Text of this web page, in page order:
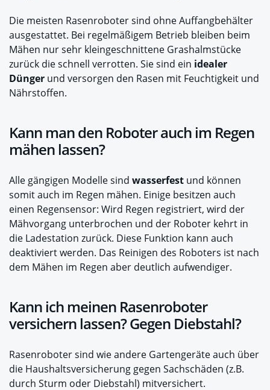
Die meisten Rasenroboter sind ohne Auffangbehälter
ausgestattet. Bei regelmäßigem Betrieb bleiben beim
Mähen nur sehr kleingeschnittene Grashalmstücke
zurück die schnell verrotten. Sie sind ein idealer
Dünger und versorgen den Rasen mit Feuchtigkeit und
Nährstoffen.
Kann man den Roboter auch im Regen
mähen lassen?
Alle gängigen Modelle sind wasserfest und können
somit auch im Regen mähen. Einige besitzen auch
einen Regensensor: Wird Regen registriert, wird der
Mähvorgang unterbrochen und der Roboter kehrt in
die Ladestation zurück. Diese Funktion kann auch
deaktiviert werden. Das Reinigen des Roboters ist nach
dem Mähen im Regen aber deutlich aufwendiger.
Kann ich meinen Rasenroboter
versichern lassen? Gegen Diebstahl?
Rasenroboter sind wie andere Gartengeräte auch über
die Haushaltsversicherung gegen Sachschäden (z.B.
durch Sturm oder Diebstahl) mitversichert.